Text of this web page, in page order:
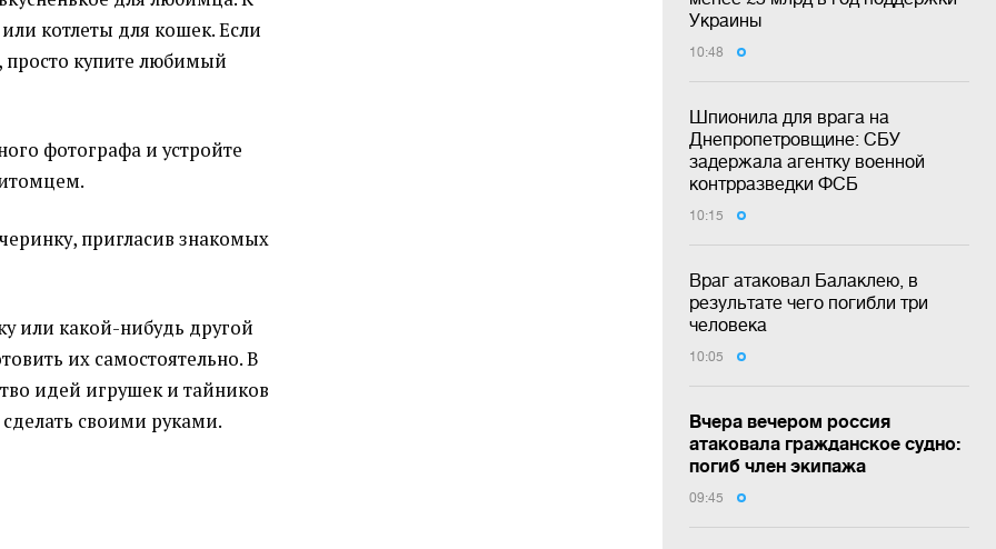
Украины
10:48
Шпионила для врага на
Днепропетровщине: СБУ
задержала агентку военной
контрразведки ФСБ
10:15
Враг атаковал Балаклею, в
результате чего погибли три
человека
10:05
Вчера вечером россия
атаковала гражданское судно:
погиб член экипажа
09:45
котлеты для кошек. Если
купите любимый
фотографа и устройте
пригласив знакомых
или какой-нибудь другой
их самостоятельно. В
идей игрушек и тайников
своими руками.